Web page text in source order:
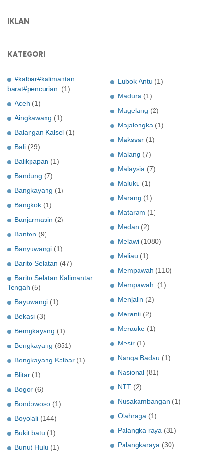
IKLAN
KATEGORI
#kalbar#kalimantan
barat#pencurian. (1)
Aceh (1)
Aingkawang (1)
Balangan Kalsel (1)
Bali (29)
Balikpapan (1)
Bandung (7)
Bangkayang (1)
Bangkok (1)
Banjarmasin (2)
Banten (9)
Banyuwangi (1)
Barito Selatan (47)
Barito Selatan Kalimantan
Tengah (5)
Bayuwangi (1)
Bekasi (3)
Bemgkayang (1)
Bengkayang (851)
Bengkayang Kalbar (1)
Blitar (1)
Bogor (6)
Bondowoso (1)
Boyolali (144)
Bukit batu (1)
Bunut Hulu (1)
Lubok Antu (1)
Madura (1)
Magelang (2)
Majalengka (1)
Makssar (1)
Malang (7)
Malaysia (7)
Maluku (1)
Marang (1)
Mataram (1)
Medan (2)
Melawi (1080)
Meliau (1)
Mempawah (110)
Mempawah. (1)
Menjalin (2)
Meranti (2)
Merauke (1)
Mesir (1)
Nanga Badau (1)
Nasional (81)
NTT (2)
Nusakambangan (1)
Olahraga (1)
Palangka raya (31)
Palangkaraya (30)